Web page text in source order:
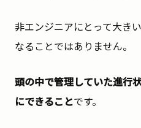
非エンジニアにとって大き
なることではありません。
頭の中で管理していた進行
にできることです。